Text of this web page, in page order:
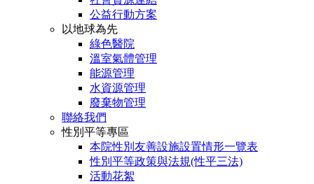
公益行動方案
以地球為先
綠色醫院
溫室氣體管理
能源管理
水資源管理
廢棄物管理
聯絡我們
性別平等專區
本院性別友善設施設置情形一覽表
性別平等政策與法規(性平三法)
活動花絮